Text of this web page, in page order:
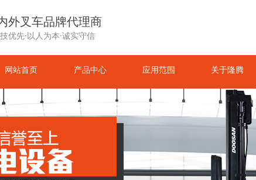
外叉车品牌代理商
优先·以人为本·诚实守信
网站首页 产品中心 应用范围 关于隆腾